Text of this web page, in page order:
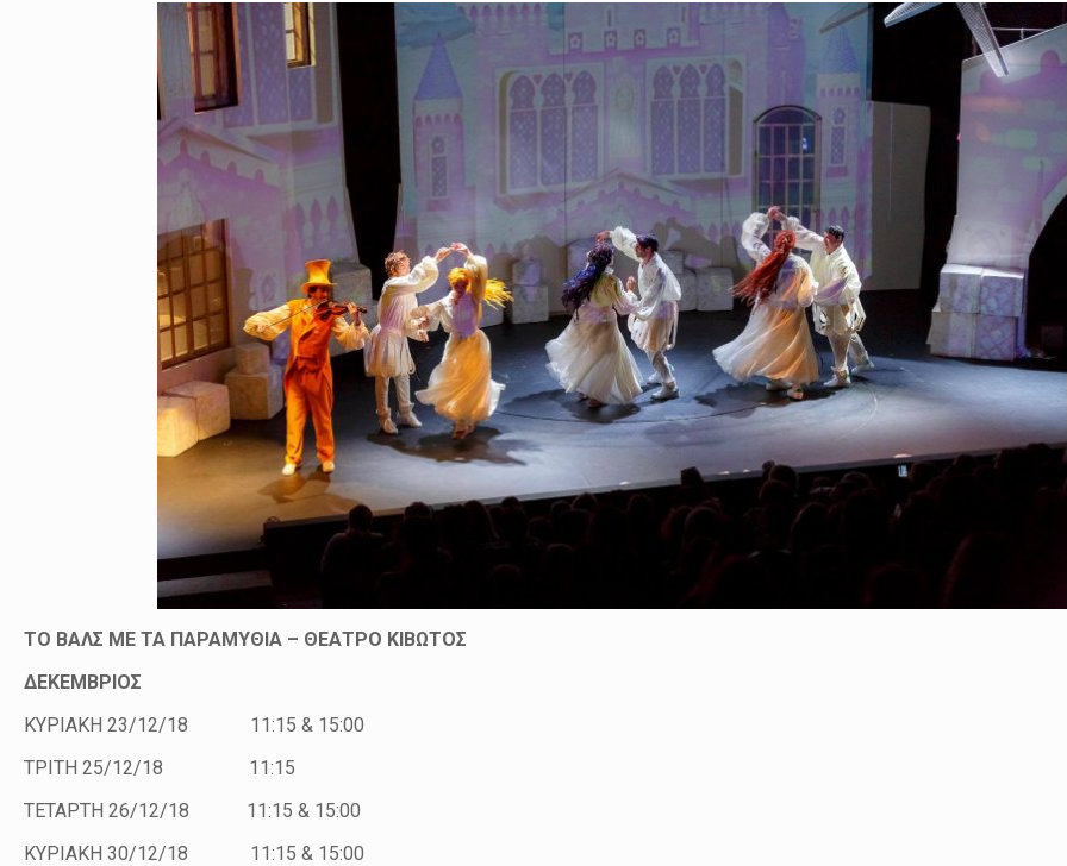
ΤΟ ΒΑΛΣ ΜΕ ΤΑ ΠΑΡΑΜΥΘΙΑ – ΘΕΑΤΡΟ ΚΙΒΩΤΟΣ
ΔΕΚΕΜΒΡΙΟΣ
ΚΥΡΙΑΚΗ 23/12/18 11:15 & 15:00
ΤΡΙΤΗ 25/12/18 11:15
ΤΕΤΑΡΤΗ 26/12/18 11:15 & 15:00
ΚΥΡΙΑΚΗ 30/12/18 11:15 & 15:00